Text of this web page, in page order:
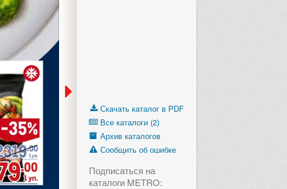
Скачать каталог в PDF
Все каталоги (2)
Архив каталогов
Сообщить об ошибке
Подписаться на
каталоги METRO: